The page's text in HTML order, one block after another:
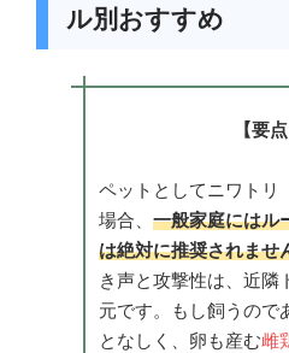
ル別おすすめ
【要点
ペットとしてニワトリ
場合、 一般家庭にはル
は絶対に推奨されませ
き声と攻撃性は、近隣
元です。もし飼うので
となしく、卵も産む雌